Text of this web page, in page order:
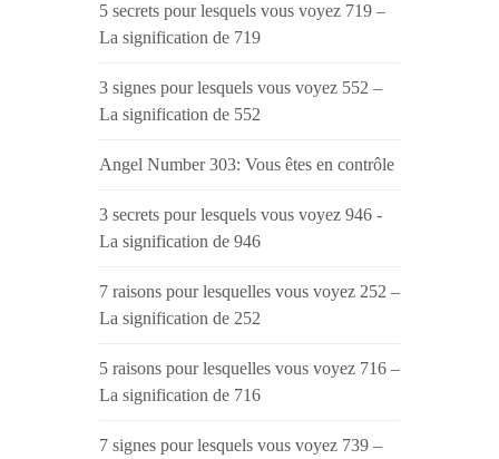
5 secrets pour lesquels vous voyez 719 –
La signification de 719
3 signes pour lesquels vous voyez 552 –
La signification de 552
Angel Number 303: Vous êtes en contrôle
3 secrets pour lesquels vous voyez 946 -
La signification de 946
7 raisons pour lesquelles vous voyez 252 –
La signification de 252
5 raisons pour lesquelles vous voyez 716 –
La signification de 716
7 signes pour lesquels vous voyez 739 –